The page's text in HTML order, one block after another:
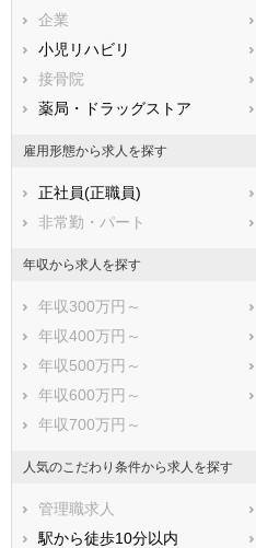
兵庫県
鳥取県
広島県
香川県
愛媛県
鹿児島県
企業
小児リハビリ
接骨院
薬局・ドラッグストア
雇用形態から求人を探す
正社員(正職員)
非常勤・パート
年収から求人を探す
年収300万円～
年収400万円～
年収500万円～
年収600万円～
年収700万円～
人気のこだわり条件から求人を探す
管理職求人
駅から徒歩10分以内